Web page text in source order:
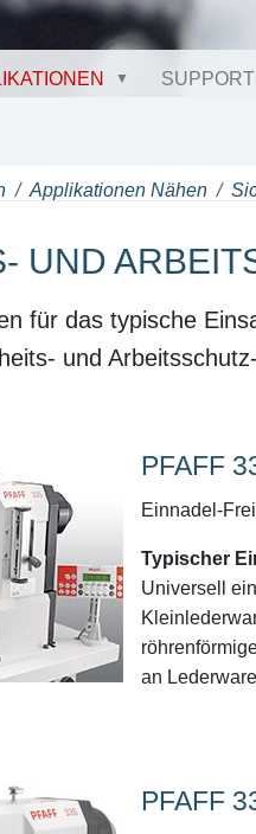
SUPPORT
Applikationen Nähen
UND
für das typische
und
PFAFF
Einnadel-
Typischer
Universell
an
PFAFF